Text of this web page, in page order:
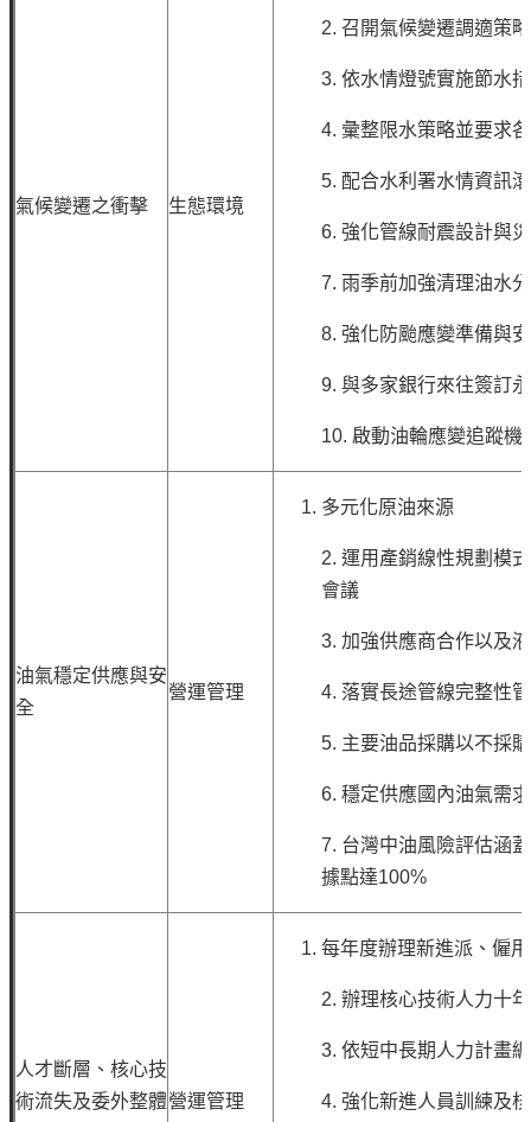
氣候變遷之衝擊 生態環境
2. 召開氣候變遷調適策
3. 依水情燈號實施節水
4. 彙整限水策略並要求
5. 配合水利署水情資訊
6. 強化管線耐震設計與
7. 雨季前加強清理油水
8. 強化防颱應變準備與
9. 與多家銀行來往簽訂
10. 啟動油輪應變追蹤機
油氣穩定供應與安
全
營運管理
多元化原油來源
2. 運用產銷線性規劃模
會議
3. 加強供應商合作以及
4. 落實長途管線完整性
5. 主要油品採購以不採
6. 穩定供應國內油氣需
7. 台灣中油風險評估涵
據點達100%
人才斷層、核心技
術流失及委外整體營運管理
每年度辦理新進派、僱
2. 辦理核心技術人力十
3. 依短中長期人力計畫
4. 強化新進人員訓練及